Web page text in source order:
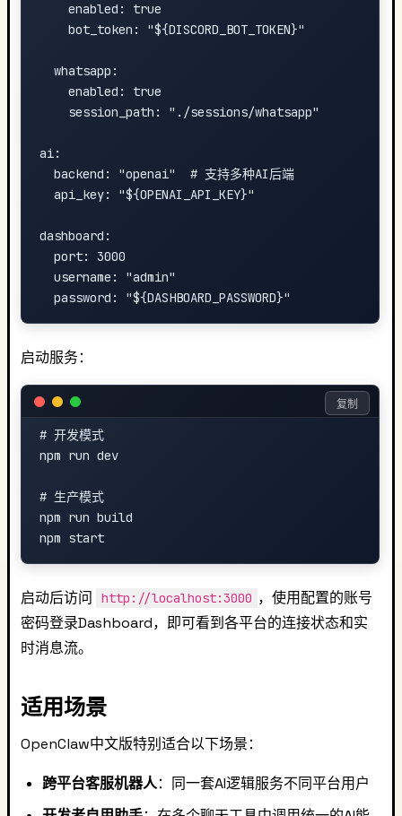
    enabled: true
    bot_token: "${DISCORD_BOT_TOKEN}"
  whatsapp:
    enabled: true
    session_path: "./sessions/whatsapp"
ai:
  backend: "openai"  # 支持多种AI后端
  api_key: "${OPENAI_API_KEY}"
dashboard:
  port: 3000
  username: "admin"
启动服务：
# 开发模式
npm run dev
# 生产模式
npm run build
复制
启动后访问 http://localhost:3000 ，使用配置的账号
密码登录Dashboard，即可看到各平台的连接状态和实
时消息流。
适用场景
OpenClaw中文版特别适合以下场景：
跨平台客服机器人：同一套AI逻辑服务不同平台用户